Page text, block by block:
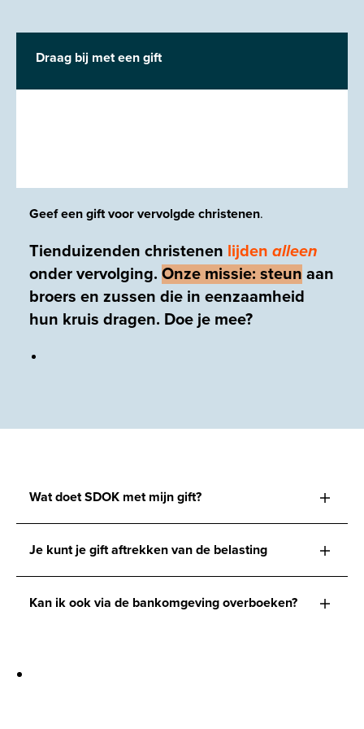
Draag bij met een gift
Geef een gift voor vervolgde christenen.
Tienduizenden christenen lijdenalleen
onder vervolging.Onze missie: steun aan
broers en zussendie in eenzaamheid
hun kruis dragen. Doe je mee?
Wat doet SDOK met mijn gift?
Je kunt je gift aftrekken van de belasting
Kan ik ook via de bankomgeving overboeken?